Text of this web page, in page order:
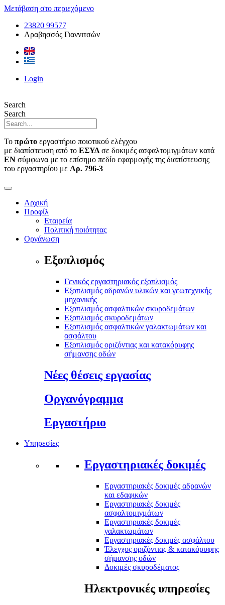
Μετάβαση στο περιεχόμενο
23820 99577
Αραβησσός Γιαννιτσών
Login
Search
Search
Το πρώτο εργαστήριο ποιοτικού ελέγχου
με διαπίστευση από το ΕΣΥΔ σε δοκιμές ασφαλτομιγμάτων κατά
ΕΝ σύμφωνα με το επίσημο πεδίο εφαρμογής της διαπίστευσης
του εργαστηρίου με Αρ. 796-3
Αρχική
Προφίλ
Εταιρεία
Πολιτική ποιότητας
Οργάνωση
Εξοπλισμός
Γενικός εργαστηριακός εξοπλισμός
Εξοπλισμός αδρανών υλικών και γεωτεχνικής
μηχανικής
Εξοπλισμός ασφαλτικών σκυροδεμάτων
Εξοπλισμός σκυροδεμάτων
Εξοπλισμός ασφαλτικών γαλακτωμάτων και
ασφάλτου
Εξοπλισμός οριζόντιας και κατακόρυφης
σήμανσης οδών
Νέες θέσεις εργασίας
Οργανόγραμμα
Εργαστήριο
Υπηρεσίες
Εργαστηριακές δοκιμές
Εργαστηριακές δοκιμές αδρανών
και εδαφικών
Εργαστηριακές δοκιμές
ασφαλτομιγμάτων
Εργαστηριακές δοκιμές
γαλακτωμάτων
Εργαστηριακές δοκιμές ασφάλτου
Έλεγχος οριζόντιας & κατακόρυφης
σήμανσης οδών
Δοκιμές σκυροδέματος
Ηλεκτρονικές υπηρεσίες